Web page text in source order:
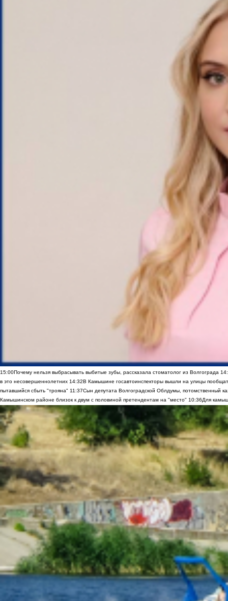
15:00Почему нельзя выбрасывать выбитые зубы, рассказала стоматолог из Волгограда
в это несовершеннолетних 14:32В Камышине госавтоинспекторы вышли на улицы
пытавшийся сбыть "трояна" 11:37Сын депутата Волгоградской Облдумы, потомственный
Камышинском районе близок к двум с половиной претендентам на "место" 10:36Для